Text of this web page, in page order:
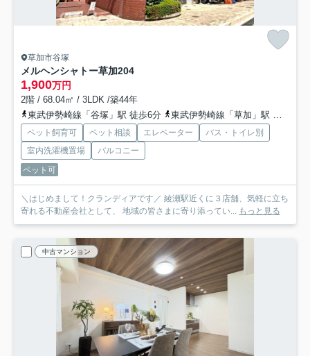
草加市谷塚
メルヘンシャトー草加204
1,900万円
2階 / 68.04㎡ / 3LDK /築44年
東武伊勢崎線「谷塚」駅 徒歩6分
東武伊勢崎線「草加」駅 徒歩27分
ペット飼育可 ペット相談 エレベーター
バス・トイレ別
室内洗濯機置場
バルコニー
ペット可
＼はじめまして！クランディアです／ 綾瀬駅近くに３店舗、気軽に立ち
寄れる不動産会社として、 地域の皆さまに寄り添ってい... もっと見る
中古マンション